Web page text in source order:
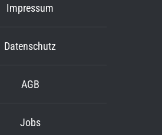
Impressum
Datenschutz
AGB
Jobs